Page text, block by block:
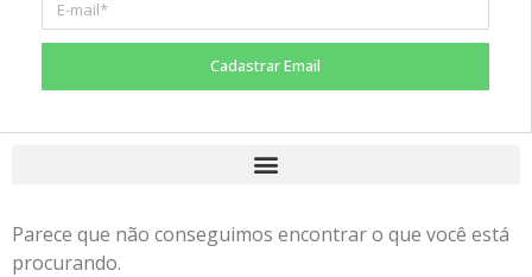
Cadastrar Email
Parece que não conseguimos encontrar o que você está
procurando.